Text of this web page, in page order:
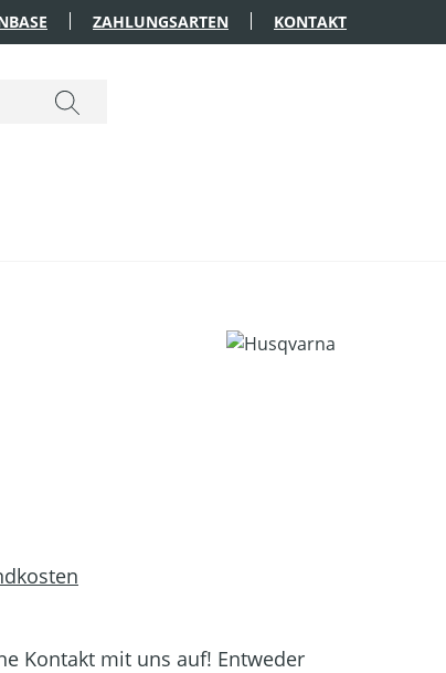
ZAHLUNGSARTEN KONTAKT
Kontakt mit uns auf! Entweder